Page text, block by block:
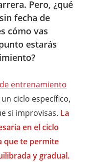
Pero, ¿qué
fecha de
cómo vas
estarás
entrenamiento
ciclo específico,
si improvisas. La
en el ciclo
que te permite
y gradual.